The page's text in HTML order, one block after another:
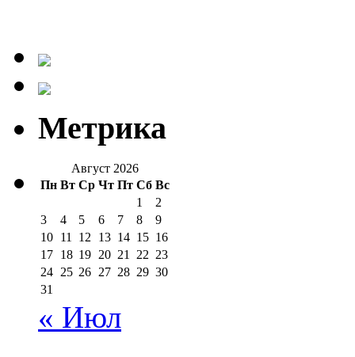
Метрика
Август 2026
Пн Вт Ср Чт Пт Сб Вс
1
2
3
4 5 6 7 8
9
10 11 12 13 14 15 16
17 18 19 20 21 22 23
24 25 26 27 28 29 30
31
« Июл